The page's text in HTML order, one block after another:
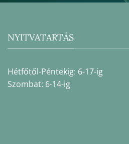
NYITVATARTÁS
Hétfőtől-Péntekig: 6-17-ig
Szombat: 6-14-ig